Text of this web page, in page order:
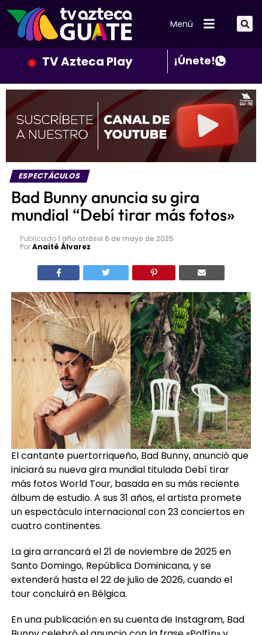
Menú
TV Azteca Play ¡Únete!
ESPECTÁCULOS
Bad Bunny anuncia su gira
mundial “Debí tirar más fotos»
Publicado1 año atrásel 6 de mayo de 2025
PorAnaité Álvarez
El cantante puertorriqueño, Bad Bunny, anunció que
iniciará su nueva gira mundial titulada Debí tirar
más fotos World Tour, basada en su más reciente
álbum de estudio. A sus 31 años, el artista promete
un espectáculo internacional con 23 conciertos en
cuatro continentes.
La gira arrancará el 21 de noviembre de 2025 en
Santo Domingo, República Dominicana, y se
extenderá hasta el 22 de julio de 2026, cuando el
tour concluirá en Bélgica.
En una publicación en su cuenta de Instagram, Bad